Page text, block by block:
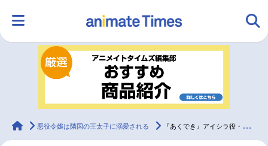
ランキング アニメ
ラジオ グッズ
animateTimes
悪役令嬢は隣国の王太子に溺愛される 『あくでき』アイシラ役・山田麻莉奈インタビュー｜声優インタビュー連載第5回